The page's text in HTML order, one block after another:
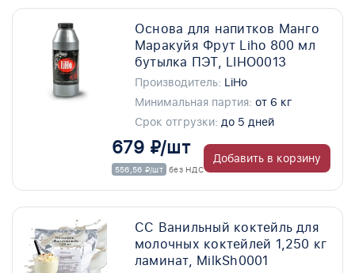
Основа для напитков Манго
Маракуйя Фрут Liho 800 мл
бутылка ПЭТ, LIHO0013
Производитель: LiHo
Минимальная партия: от 6 кг
Срок отгрузки: до 5 дней
679 ₽/шт
556,56 ₽/шт без НДС
Добавить в корзину
СС Ванильный коктейль для
молочных коктейлей 1,250 кг
ламинат, MilkSh0001